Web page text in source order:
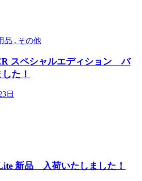
品 , その他
スペシャルエディション バ
た！
日
新品 入荷いたしました！